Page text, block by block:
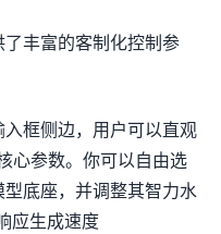
丰富的客制化控制参
入框侧边，用户可以直观
心参数。你可以自由选
底座，并调整其智力水
应生成速度